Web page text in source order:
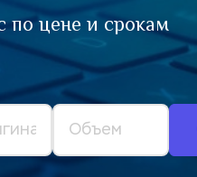
по цене и срокам